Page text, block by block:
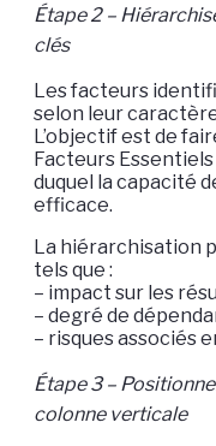
Étape 2 –
clés
Les facteurs
selon leur
L’objectif est de
Facteurs Essentiels
duquel la capacité
efficace.
La hiérarchisation
tels que :
– impact sur les
– degré de
– risques associés
Étape 3 –
colonne verticale